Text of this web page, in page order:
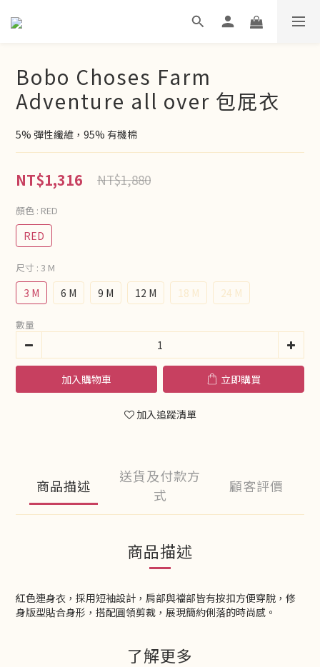
Bobo Choses Farm
Adventure all over 包屁衣
5% 彈性纖維，95% 有機棉
NT$1,316 NT$1,880
顏色 : RED
RED
尺寸 : 3 M
3 M 6 M 9 M 12 M 18 M 24 M
數量
加入購物車 立即購買
加入追蹤清單
商品描述
送貨及付款方
式
顧客評價
商品描述
紅色連身衣，採用短袖設計，肩部與襠部皆有按扣方便穿脫，修
身版型貼合身形，搭配圓領剪裁，展現簡約俐落的時尚感。
了解更多